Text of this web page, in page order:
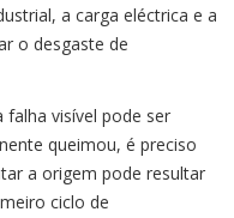
a carga eléctrica e a
o desgaste de
visível pode ser
queimou, é preciso
a origem pode resultar
ciclo de